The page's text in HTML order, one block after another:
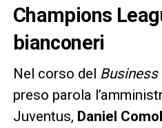
Champions
bianconeri
Nel corso del Business
preso parola
Juventus, Daniel